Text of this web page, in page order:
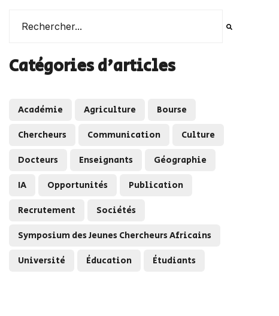
Catégories d'articles
Académie Agriculture
Bourse
Chercheurs
Communication
Culture
Docteurs
Enseignants
Géographie
IA
Opportunités
Publication
Recrutement
Sociétés
Symposium des Jeunes Chercheurs Africains
Université
Éducation Étudiants